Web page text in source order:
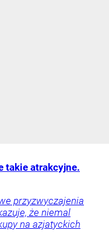
takie atrakcyjne.
przyzwyczajenia
że niemal
na azjatyckich